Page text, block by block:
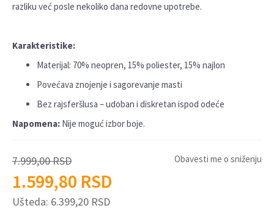
razliku već posle nekoliko dana redovne upotrebe.
Karakteristike:
Materijal: 70% neopren, 15% poliester, 15% najlon
Povećava znojenje i sagorevanje masti
Bez rajsferšlusa – udoban i diskretan ispod odeće
Napomena: Nije moguć izbor boje.
7.999,00RSD
1.599,80 RSD
Ušteda: 6.399,20 RSD
Obavesti me o sniženju